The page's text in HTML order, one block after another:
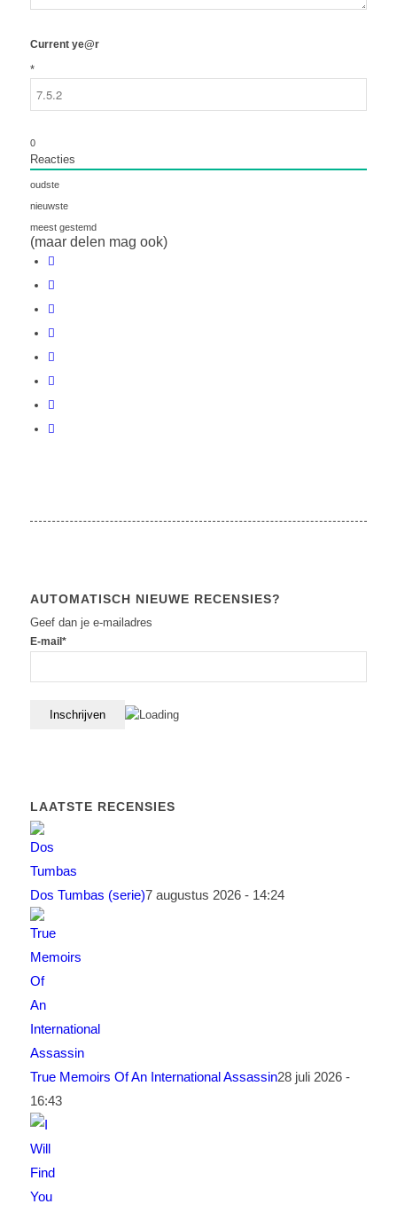
Current ye@r
*
0
Reacties
oudste
nieuwste
meest gestemd
(maar delen mag ook)
AUTOMATISCH NIEUWE RECENSIES?
Geef dan je e-mailadres
E-mail*
LAATSTE RECENSIES
Dos Tumbas (serie)7 augustus 2026 - 14:24
True Memoirs Of An International Assassin28 juli 2026 -
16:43